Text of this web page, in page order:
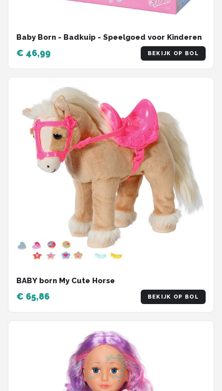
Baby Born - Badkuip - Speelgoed voor Kinderen
€ 46,99 BEKIJK OP BOL
BABY born My Cute Horse
€ 65,86 BEKIJK OP BOL